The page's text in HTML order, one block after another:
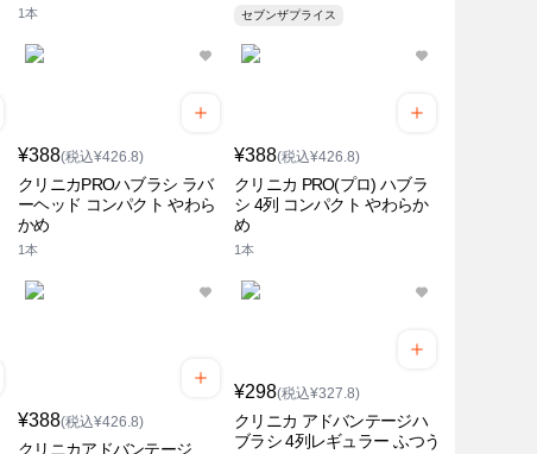
1本 セブンザプライス
¥388(税込¥426.8)
クリニカPROハブラシ ラバ
ーヘッド コンパクト やわら
かめ
1本
¥388(税込¥426.8)
クリニカ PRO(プロ) ハブラ
シ 4列 コンパクト やわらか
め
1本
¥388(税込¥426.8)
クリニカアドバンテージ
¥298(税込¥327.8)
クリニカ アドバンテージハ
ブラシ 4列レギュラー ふつう